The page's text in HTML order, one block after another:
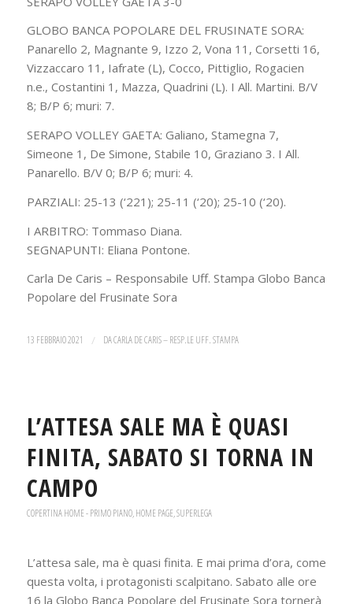
GLOBO BANCA POPOLARE DEL FRUSINATE SORA:
Panarello 2, Magnante 9, Izzo 2, Vona 11, Corsetti 16,
Vizzaccaro 11, Iafrate (L), Cocco, Pittiglio, Rogacien
n.e., Costantini 1, Mazza, Quadrini (L). I All. Martini. B/V
8; B/P 6; muri: 7.
SERAPO VOLLEY GAETA: Galiano, Stamegna 7,
Simeone 1, De Simone, Stabile 10, Graziano 3. I All.
Panarello. B/V 0; B/P 6; muri: 4.
PARZIALI: 25-13 (‘221); 25-11 (‘20); 25-10 (‘20).
I ARBITRO: Tommaso Diana.
SEGNAPUNTI: Eliana Pontone.
Carla De Caris – Responsabile Uff. Stampa Globo Banca
Popolare del Frusinate Sora
13 FEBBRAIO 2021 / DACARLA DE CARIS – RESP.LE UFF. STAMPA
L’ATTESA SALE MA È QUASI
FINITA, SABATO SI TORNA IN
CAMPO
COPERTINA HOME - PRIMO PIANO,HOME PAGE,SUPERLEGA
L’attesa sale, ma è quasi finita. E mai prima d’ora, come
questa volta, i protagonisti scalpitano. Sabato alle ore
16 la Globo Banca Popolare del Frusinate Sora tornerà